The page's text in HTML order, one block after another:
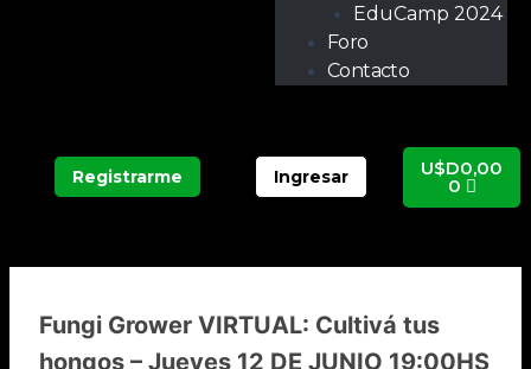
EduCamp 2024
Foro
Contacto
Registrarme Ingresar U$D0,00
0
Fungi Grower VIRTUAL: Cultivá tus
hongos – Jueves 12 DE JUNIO 19:00HS